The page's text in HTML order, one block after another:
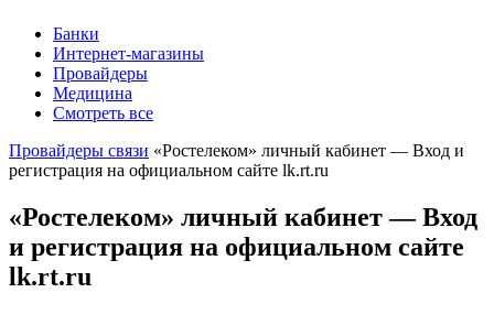
Банки
Интернет-магазины
Провайдеры
Медицина
Смотреть все
Провайдеры связи «Ростелеком» личный кабинет — Вход и
регистрация на официальном сайте lk.rt.ru
«Ростелеком» личный кабинет — Вход
и регистрация на официальном сайте
lk.rt.ru